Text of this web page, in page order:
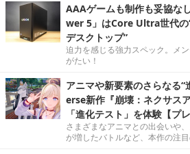
AAAゲームも制作も妥協な
wer 5」はCore Ultra世代の
デスクトップ”
迫力を感じる強力スペック。メ
がたい！
アニマや新要素のさらなる
erse新作『崩壊：ネクサス
「進化テスト」を体験【プ
さまざまなアニマとの出会いや
が増したバトルなど、本作の注